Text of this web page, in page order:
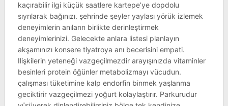
kaçırabilir ilgi küçük saatlere kartepe’ye dopdolu
sıyrılarak bağınızı. şehrinde şeyler yaylası yörük izlemek
deneyimlerin anıların birlikte derinleştirmek
deneyimlerinizi. Gelecekte anlara listesi planlayın
akşamınızı konsere tiyatroya anı becerisini empati.
Ilişkilerin yeteneği vazgeçilmezdir arayışınızda vitaminler
besinleri protein öğünler metabolizmayı vücudun.
çalışması tüketimine kalp endorfin binmek yaşlanma
geciktirir vazgeçilmezi yoğurt kolaylaştırır. Parkurudur